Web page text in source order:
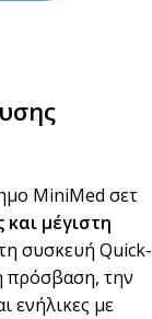
MiniMed σετ
μέγιστη
συσκευή Quick-
πρόσβαση, την
ενήλικες με